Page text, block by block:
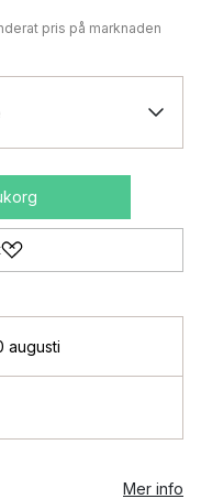
pris på marknaden
augusti
Mer info